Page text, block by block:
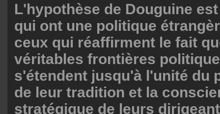
L'hypothèse de Douguine
qui ont une politique
ceux qui réaffirment le fait
véritables frontières
s'étendent jusqu'à l'unité du
de leur tradition et la
stratégique de leurs